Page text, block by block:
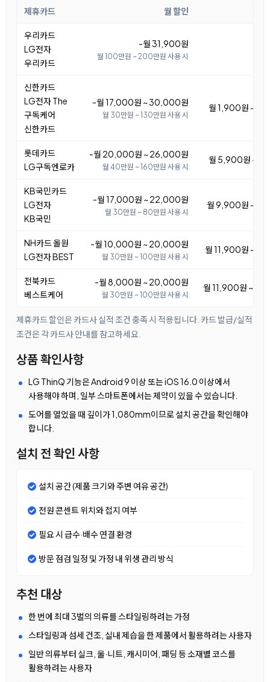
제휴카드 월 할인
우리카드
LG전자
우리카드
-월 31,900원
월 100만원 ~ 200만원 사용 시
신한카드
LG전자 The
구독케어
신한카드
-월 17,000원 ~ 30,000원
월 30만원 ~ 130만원 사용 시
월 1,900원 ~
롯데카드
LG구독엔로카
-월 20,000원 ~ 26,000원
월 40만원 ~ 160만원 사용 시
월 5,900원 ~
KB국민카드
LG전자
KB국민
-월 17,000원 ~ 22,000원
월 30만원 ~ 80만원 사용 시
월 9,900원 ~
NH카드 올원
LG전자 BEST
-월 10,000원 ~ 20,000원
월 30만원 ~ 100만원 사용 시
월 11,900원 ~
전북카드
베스트케어
-월 8,000원 ~ 20,000원
월 30만원 ~ 100만원 사용 시
월 11,900원 ~
제휴카드 할인은 카드사 실적 조건 충족 시 적용됩니다. 카드 발급/실적
조건은 각 카드사 안내를 참고하세요.
상품 확인사항
LG ThinQ 기능은 Android 9 이상 또는 iOS 16.0 이상에서
사용해야 하며, 일부 스마트폰에서는 제약이 있을 수 있습니다.
도어를 열었을 때 깊이가 1,080mm이므로 설치 공간을 확인해야
합니다.
설치 전 확인 사항
설치 공간 (제품 크기와 주변 여유 공간)
전원 콘센트 위치와 접지 여부
필요 시 급수·배수 연결 환경
방문 점검 일정 및 가정 내 위생 관리 방식
추천 대상
한 번에 최대 3벌의 의류를 스타일링하려는 가정
스타일링과 섬세 건조, 실내 제습을 한 제품에서 활용하려는 사용자
일반 의류부터 실크, 울·니트, 캐시미어, 패딩 등 소재별 코스를
활용하려는 사용자